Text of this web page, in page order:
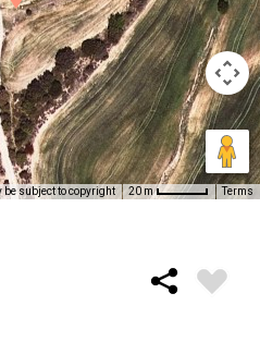
be subject to copyright 20 m Terms